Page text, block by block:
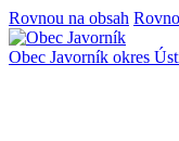
Rovnou na obsah
Obec Javorník okres